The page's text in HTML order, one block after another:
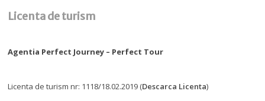
Licenta de turism
Agentia Perfect Journey – Perfect Tour
Licenta de turism nr: 1118/18.02.2019 (Descarca Licenta)